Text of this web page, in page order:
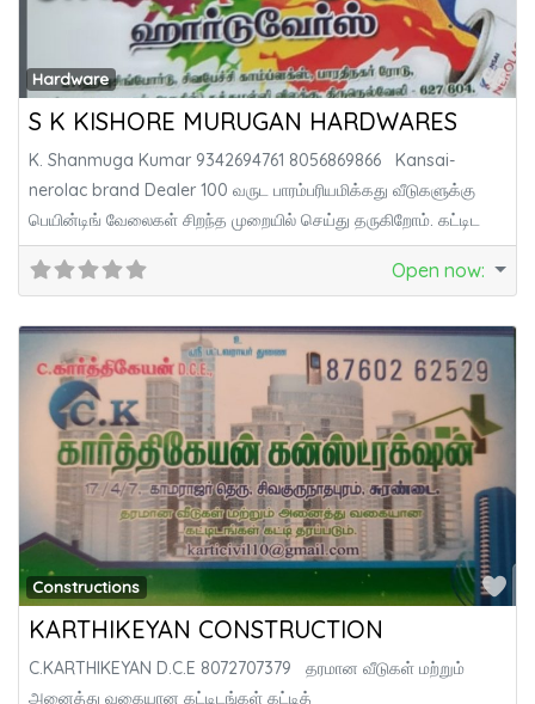
Hardware
S K KISHORE MURUGAN HARDWARES
K. Shanmuga Kumar 9342694761 8056869866 Kansai-
nerolac brand Dealer 100 வருட பாரம்பரியமிக்கது வீடுகளுக்கு
பெயின்டிங் வேலைகள் சிறந்த முறையில் செய்து தருகிறோம். கட்டிட
Open now:
Constructions
KARTHIKEYAN CONSTRUCTION
C.KARTHIKEYAN D.C.E 8072707379 தரமான வீடுகள் மற்றும்
அனைத்து வகையான கட்டிடங்கள் கட்டித்